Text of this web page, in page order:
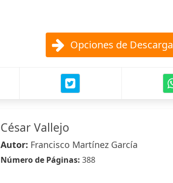
Opciones de Descarga
César Vallejo
Autor: Francisco Martínez García
Número de Páginas: 388